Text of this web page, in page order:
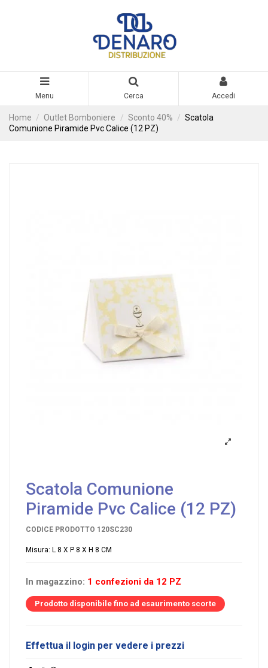
Menu Cerca Accedi
Home Outlet Bomboniere Sconto 40%
Scatola
Comunione Piramide Pvc Calice (12 PZ)
Scatola Comunione
Piramide Pvc Calice (12 PZ)
CODICE PRODOTTO 120SC230
Misura: L 8 X P 8 X H 8 CM
In magazzino: 1 confezioni da 12 PZ
Prodotto disponibile fino ad esaurimento scorte
Effettua il login per vedere i prezzi